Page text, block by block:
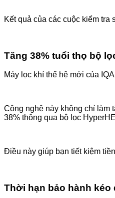
Kết quả của các cuộc kiểm
Tăng 38% tuổi thọ bộ
Máy lọc khí thế hệ mới của
Công nghệ này không chỉ làm
38% thông qua bộ lọc
Điều này giúp bạn tiết kiệm
Thời hạn bảo hành kéo